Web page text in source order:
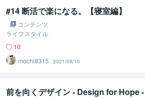
#14 断活で楽になる。【寝室編】
コンテンツ
ライフスタイル
10
mochi8315
2021/08/10
前を向くデザイン - Design for Hope -